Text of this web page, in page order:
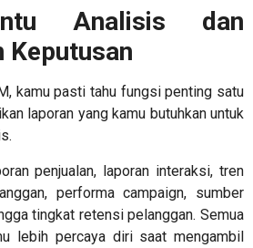
Analisis dan
Keputusan
, kamu pasti tahu fungsi penting satu
laporan yang kamu butuhkan untuk
penjualan, laporan interaksi, tren
performa campaign, sumber
tingkat retensi pelanggan. Semua
lebih percaya diri saat mengambil